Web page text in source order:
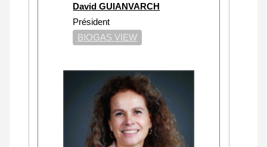
David GUIANVARCH
Président
BIOGAS VIEW